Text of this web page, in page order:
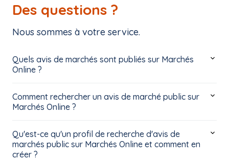
Des questions ?
Nous sommes à votre service.
Quels avis de marchés sont publiés sur Marchés
Online ?
Comment rechercher un avis de marché public sur
Marchés Online ?
Qu'est-ce qu'un profil de recherche d'avis de
marchés public sur Marchés Online et comment en
créer ?